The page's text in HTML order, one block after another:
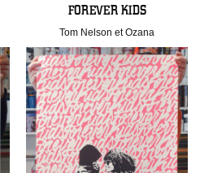
FOREVER KIDS
Tom Nelson et Ozana